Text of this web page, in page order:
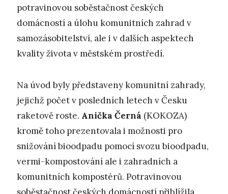
potravinovou soběstačnost českých
domácností a úlohu komunitních zahrad v
samozásobitelství, ale i v dalších aspektech
kvality života v městském prostředí.
Na úvod byly představeny komunitní zahrady,
jejichž počet v posledních letech v Česku
raketově roste. Anička Černá (KOKOZA)
kromě toho prezentovala i možnosti pro
snižování bioodpadu pomocí svozu bioodpadu,
vermi-kompostování ale i zahradních a
komunitních kompostérů. Potravinovou